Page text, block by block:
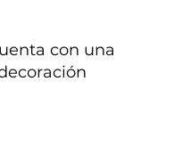
con una